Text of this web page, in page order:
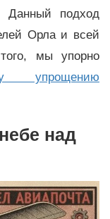
Данный подход
Орла и всей
мы упорно
упрощению
над